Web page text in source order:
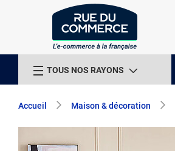
TOUS NOS RAYONS
Accueil Maison & décoration